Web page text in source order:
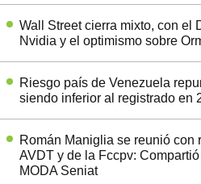
Wall Street cierra mixto, con el
Nvidia y el optimismo sobre
Riesgo país de Venezuela
siendo inferior al registrado en
Román Maniglia se reunió con
AVDT y de la Fccpv:
MODA Seniat